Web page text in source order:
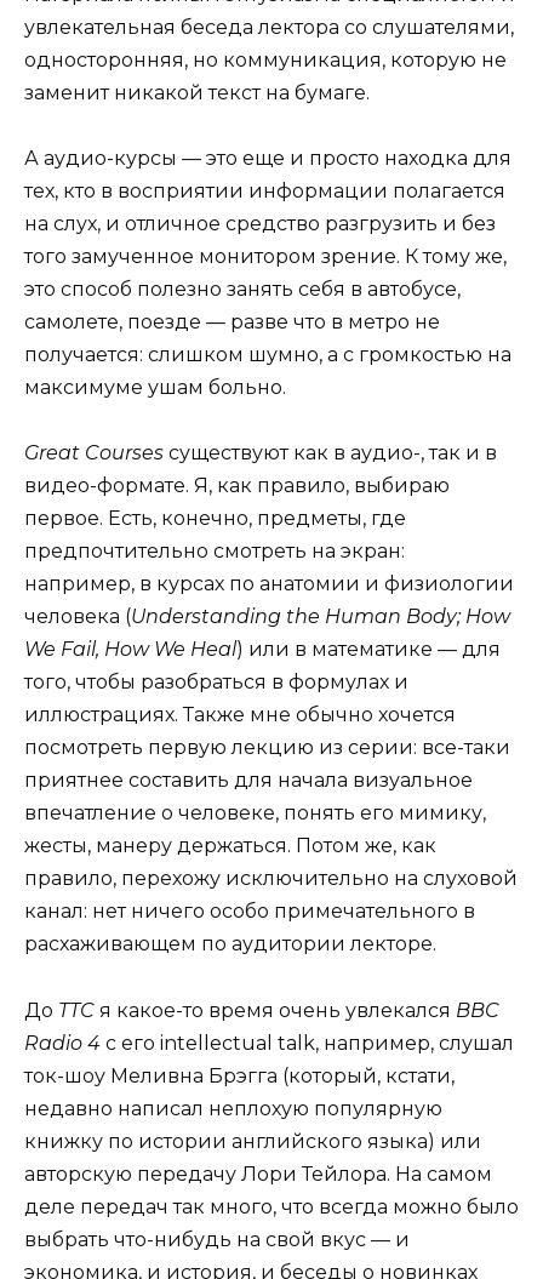
увлекательная беседа лектора со слушателями,
односторонняя, но коммуникация, которую не
заменит никакой текст на бумаге.
А аудио-курсы — это еще и просто находка для
тех, кто в восприятии информации полагается
на слух, и отличное средство разгрузить и без
того замученное монитором зрение. К тому же,
это способ полезно занять себя в автобусе,
самолете, поезде — разве что в метро не
получается: слишком шумно, а с громкостью на
максимуме ушам больно.
Great Courses существуют как в аудио-, так и в
видео-формате. Я, как правило, выбираю
первое. Есть, конечно, предметы, где
предпочтительно смотреть на экран:
например, в курсах по анатомии и физиологии
человека (Understanding the Human Body; How
We Fail, How We Heal) или в математике — для
того, чтобы разобраться в формулах и
иллюстрациях. Также мне обычно хочется
посмотреть первую лекцию из серии: все-таки
приятнее составить для начала визуальное
впечатление о человеке, понять его мимику,
жесты, манеру держаться. Потом же, как
правило, перехожу исключительно на слуховой
канал: нет ничего особо примечательного в
расхаживающем по аудитории лекторе.
До TTC я какое-то время очень увлекался BBC
Radio 4 с его intellectual talk, например, слушал
ток-шоу Меливна Брэгга (который, кстати,
недавно написал неплохую популярную
книжку по истории английского языка) или
авторскую передачу Лори Тейлора. На самом
деле передач так много, что всегда можно было
выбрать что-нибудь на свой вкус — и
экономика, и история, и беседы о новинках